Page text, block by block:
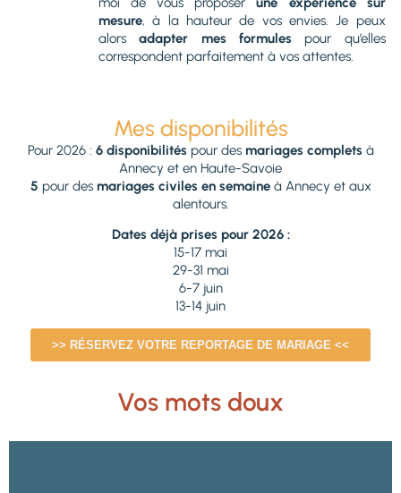
mesure, à la hauteur de vos envies. Je peux
alorsadapter mes formules pour qu’elles
correspondent parfaitement à vos attentes.
Mes disponibilités
Pour 2026 : 6 disponibilités pour des mariages complets à
Annecy et en Haute-Savoie
5 pour des mariages civiles en semaineà Annecy et aux
alentours.
Dates déjà prises pour 2026 :
15-17 mai
29-31 mai
6-7 juin
13-14 juin
>> RÉSERVEZ VOTRE REPORTAGE DE MARIAGE <<
Vos mots doux